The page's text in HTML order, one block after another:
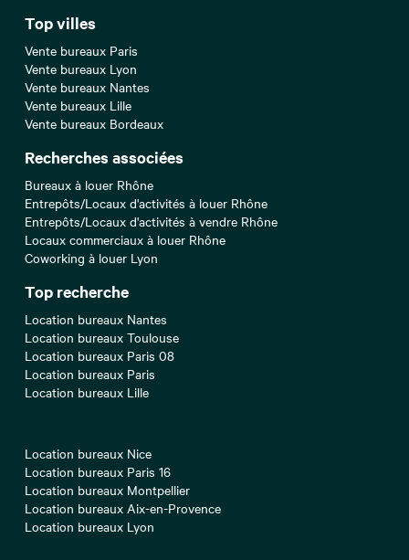
Top villes
Vente bureaux Paris
Vente bureaux Lyon
Vente bureaux Nantes
Vente bureaux Lille
Vente bureaux Bordeaux
Recherches associées
Bureaux à louer Rhône
Entrepôts/Locaux d'activités à louer Rhône
Entrepôts/Locaux d'activités à vendre Rhône
Locaux commerciaux à louer Rhône
Coworking à louer Lyon
Top recherche
Location bureaux Nantes
Location bureaux Toulouse
Location bureaux Paris 08
Location bureaux Paris
Location bureaux Lille
Location bureaux Nice
Location bureaux Paris 16
Location bureaux Montpellier
Location bureaux Aix-en-Provence
Location bureaux Lyon